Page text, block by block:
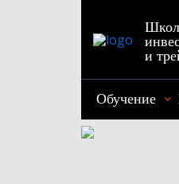
и
Обучение